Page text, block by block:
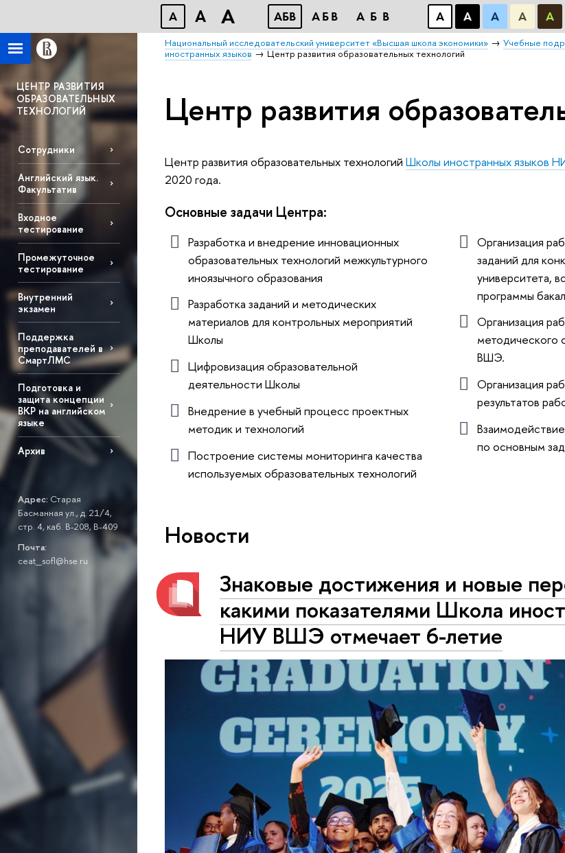
A A A АБВ АБВ АБВ А А А А А
Национальный исследовательский университет «Высшая школа экономики» Учебные
иностранных языков
Центр развития образовательных технологий
ЦЕНТР РАЗВИТИЯ
ОБРАЗОВАТЕЛЬНЫХ
ТЕХНОЛОГИЙ
Сотрудники
Английский язык.
Факультатив
Входное
тестирование
Промежуточное
тестирование
Внутренний
экзамен
Поддержка
преподавателей в
СмартЛМС
Подготовка и
защита концепции
ВКР на английском
языке
Архив
Адрес: Старая
Басманная ул., д. 21/4,
стр. 4, каб. В-208, В-409
Почта:
ceat_sofl@hse.ru
Центр развития
Центр развития образовательных технологий Школы иностранных языков
2020 года.
Основные задачи Центра:
Разработка и внедрение инновационных
образовательных технологий межкультурного
иноязычного образования
Разработка заданий и методических
материалов для контрольных мероприятий
Школы
Цифровизация образовательной
деятельности Школы
Внедрение в учебный процесс проектных
методик и технологий
Построение системы мониторинга качества
используемых образовательных технологий
Организация
заданий для
университета,
программы
Организация
ВШЭ.
Организация
результатов
по основным
Новости
Знаковые достижения и новые
какими показателями Школа
НИУ ВШЭ отмечает 6-летие